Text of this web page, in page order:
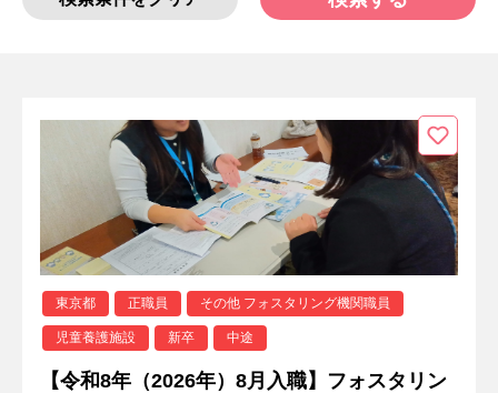
東京都 正職員 その他 フォスタリング機関職員
児童養護施設 新卒 中途
【令和8年（2026年）8月入職】フォスタリン